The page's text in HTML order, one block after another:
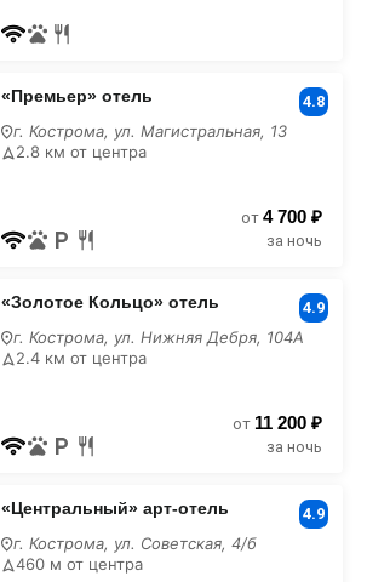
«Премьер» отель 4.8
г. Кострома, ул. Магистральная, 13
2.8 км от центра
от 4 700 ₽
за ночь
«Золотое Кольцо» отель 4.9
г. Кострома, ул. Нижняя Дебря, 104А
2.4 км от центра
от 11 200 ₽
за ночь
«Центральный» арт-отель 4.9
г. Кострома, ул. Советская, 4/б
460 м от центра